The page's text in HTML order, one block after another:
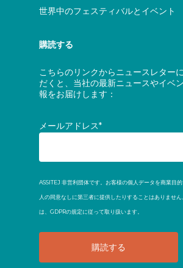
世界中のフェスティバルとイベント
購読する
こちらのリンクからニュースレター
だくと、当社の最新ニュースやイベ
報をお届けします：
メールアドレス*
ASSITEJ 非営利団体です。お客様の個人データを商業目
人の同意なしに第三者に提供したりすることはありませ
は、GDPRの規定に従って取り扱います。